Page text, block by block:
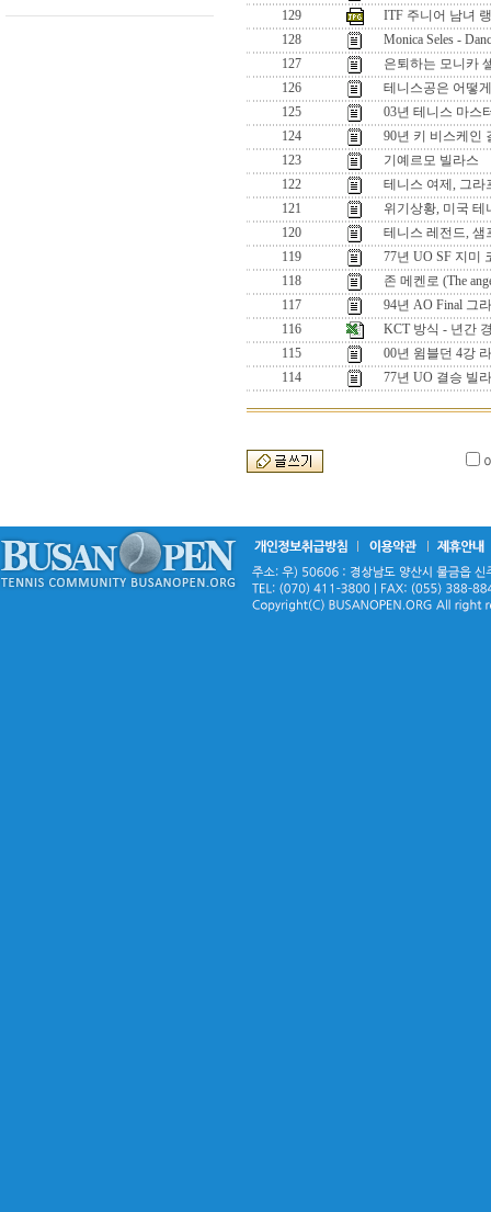
129
ITF 주니어 남녀
128
Monica Seles -
127
은퇴하는 모니카
126
테니스공은 어떻
125
03년 테니스 마스
124
90년 키 비스케인
123
기예르모 빌라스
122
테니스 여제, 그라
121
위기상황, 미국 테
120
테니스 레전드, 샘
119
77년 UO SF 지미
118
존 메켄로 (The
117
94년 AO Final 그
116
KCT 방식 - 년간
115
00년 윔블던 4강
114
77년 UO 결승 빌